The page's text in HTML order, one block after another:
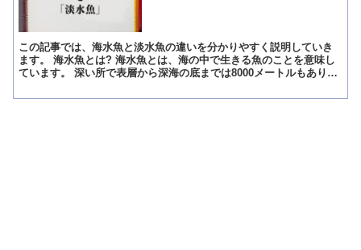
この記事では、海水魚と淡水魚の違いを分かりやすく説明していき
ます。 海水魚とは? 海水魚とは、海の中で生きる魚のことを意味し
ています。 深い所で表層から深海の底までは8000メートルもあり、